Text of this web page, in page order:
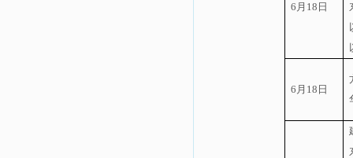
6 月 18 日
6 月 18 日